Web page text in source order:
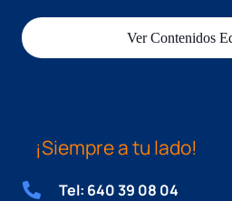
Ver Contenidos
¡Siempre a tu lado!
Tel: 640 39 08 04